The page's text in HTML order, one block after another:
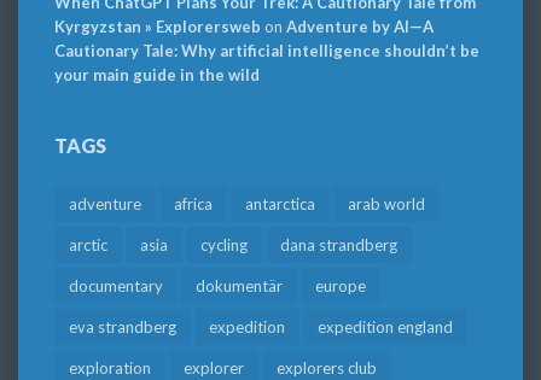
Kyrgyzstan » Explorersweb on Adventure by AI—A
Cautionary Tale: Why artificial intelligence shouldn’t be
your main guide in the wild
TAGS
adventure africa antarctica arab world
arctic asia cycling dana strandberg
documentary dokumentär europe
eva strandberg expedition expedition england
exploration explorer explorers club